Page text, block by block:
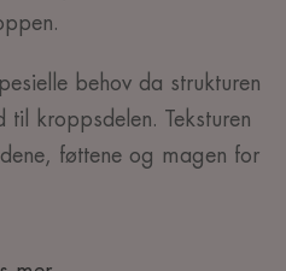
behov da strukturen
til kroppsdelen. Teksturen
føttene og magen for